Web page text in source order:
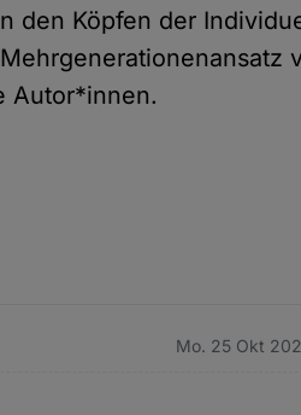
den Köpfen der
Autor*innen.
Mo. 25 Okt